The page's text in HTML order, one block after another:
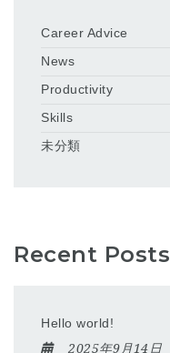
Career Advice
News
Productivity
Skills
未分類
Recent Posts
Hello world!
2025年9月14日